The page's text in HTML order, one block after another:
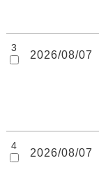
3
2026/08/07
4
2026/08/07